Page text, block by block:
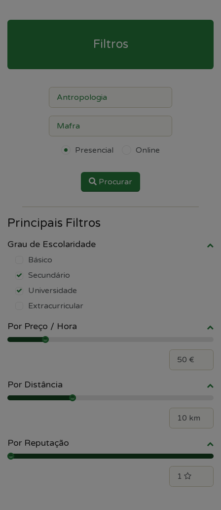
Filtros
Presencial Online
Procurar
Principais Filtros
Grau de Escolaridade
Básico
Secundário
Universidade
Extracurricular
Por Preço / Hora
Por Distância
Por Reputação